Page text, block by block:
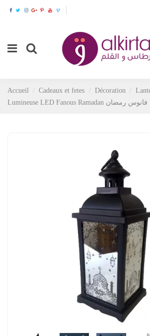
Accueil Cadeaux et fetes Décoration
Lumineuse LED Fanous Ramadan فانوس رمضان